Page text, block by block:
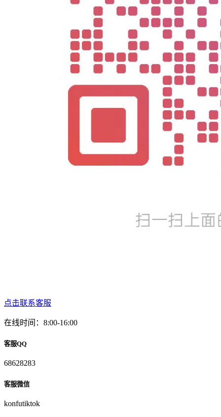
点击联系客服
在线时间：8:00-16:00
客服QQ
68628283
客服微信
konfutiktok